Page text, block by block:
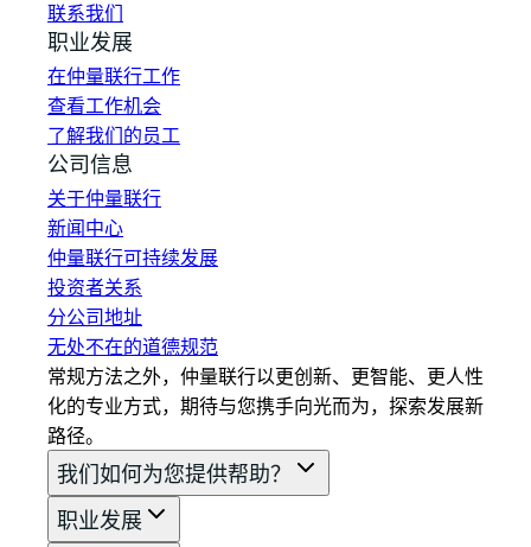
联系我们
职业发展
在仲量联行工作
查看工作机会
了解我们的员工
公司信息
关于仲量联行
新闻中心
仲量联行可持续发展
投资者关系
分公司地址
无处不在的道德规范
常规方法之外，仲量联行以更创新、更智能、更人性
化的专业方式，期待与您携手向光而为，探索发展新
路径。
我们如何为您提供帮助？
职业发展